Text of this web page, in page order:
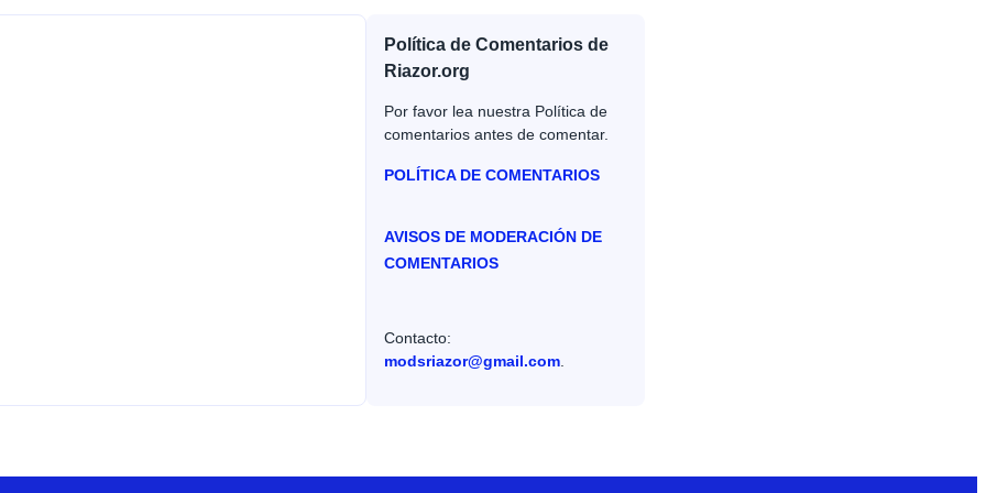
Política de Comentarios de
Riazor.org
Por favor lea nuestra Política de
comentarios antes de comentar.
POLÍTICA DE COMENTARIOS
AVISOS DE MODERACIÓN DE
COMENTARIOS
Contacto:
modsriazor@gmail.com.